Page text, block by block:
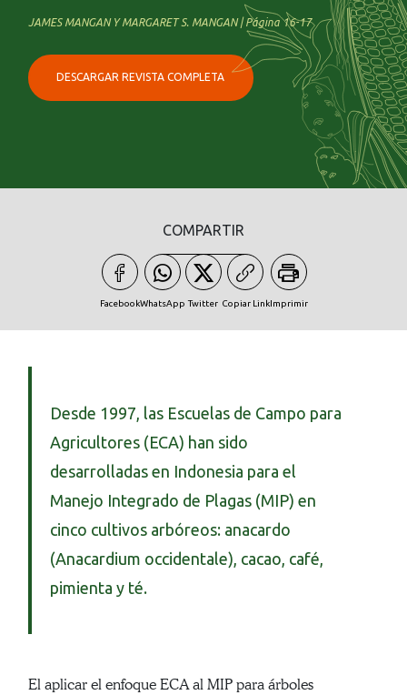
JAMES MANGAN Y MARGARET S. MANGAN | Página 16-17
DESCARGAR REVISTA COMPLETA
COMPARTIR
FacebookWhatsApp Twitter Copiar LinkImprimir
Desde 1997, las Escuelas de Campo para
Agricultores (ECA) han sido
desarrolladas en Indonesia para el
Manejo Integrado de Plagas (MIP) en
cinco cultivos arbóreos: anacardo
(Anacardium occidentale), cacao, café,
pimienta y té.
El aplicar el enfoque ECA al MIP para árboles